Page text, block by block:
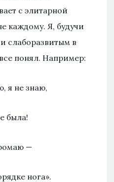
с элитарной
каждому. Я, будучи
слаборазвитым в
понял. Например:
я не знаю,
была!
—
нога».